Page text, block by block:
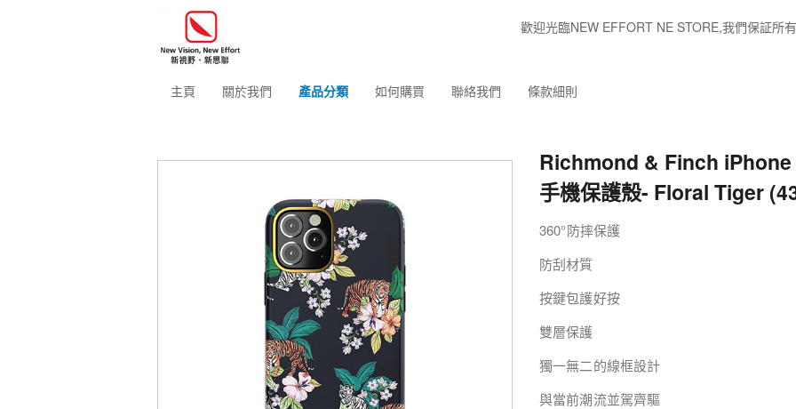
歡迎光臨NEW EFFORT NE STORE,我們保証所
主頁 關於我們 產品分類 如何購買 聯絡我們 條款細則
Richmond & Finch iPhone
手機保護殼- Floral Tiger
360°防摔保護
防刮材質
按鍵包護好按
雙層保護
獨一無二的線框設計
與當前潮流並駕齊驅